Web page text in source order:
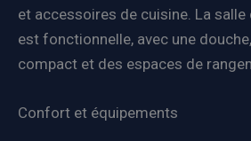
et accessoires de cuisine. La salle
est fonctionnelle, avec une
compact et des espaces de
Confort et équipements